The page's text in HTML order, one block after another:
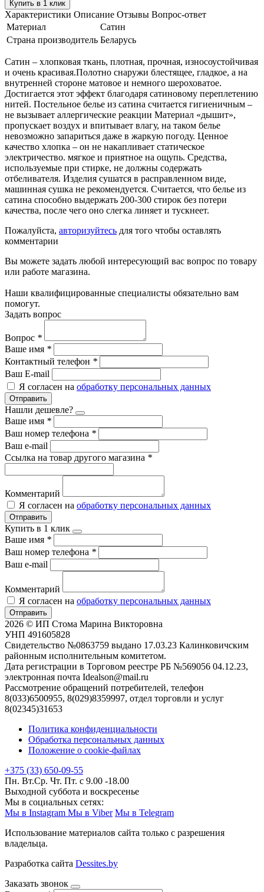
Купить в 1 клик
Характеристики Описание Отзывы Вопрос-ответ
Материал
Сатин
Страна производитель Беларусь
Сатин – хлопковая ткань, плотная, прочная, износоустойчивая
и очень красивая.Полотно снаружи блестящее, гладкое, а на
внутренней стороне матовое и немного шероховатое.
Достигается этот эффект благодаря сатиновому переплетению
нитей. Постельное белье из сатина считается гигиеничным –
не вызывает аллергические реакции Материал «дышит»,
пропускает воздух и впитывает влагу, на таком белье
невозможно запариться даже в жаркую погоду. Ценное
качество хлопка – он не накапливает статическое
электричество. мягкое и приятное на ощупь. Средства,
используемые при стирке, не должны содержать
отбеливателя. Изделия сушатся в расправленном виде,
машинная сушка не рекомендуется. Считается, что белье из
сатина способно выдержать 200-300 стирок без потери
качества, после чего оно слегка линяет и тускнеет.
Пожалуйста, авторизуйтесь для того чтобы оставлять
комментарии
Вы можете задать любой интересующий вас вопрос по товару
или работе магазина.
Наши квалифицированные специалисты обязательно вам
помогут.
Задать вопрос
Вопрос *
Ваше имя *
Контактный телефон *
Ваш E-mail
Я согласен на обработку персональных данных
Отправить
Нашли дешевле?
Ваше имя *
Ваш номер телефона *
Ваш e-mail
Ссылка на товар другого магазина *
Комментарий
Я согласен на обработку персональных данных
Отправить
Купить в 1 клик
Ваше имя *
Ваш номер телефона *
Ваш e-mail
Комментарий
Я согласен на обработку персональных данных
Отправить
2026 © ИП Стома Марина Викторовна
УНП 491605828
Свидетельство №0863759 выдано 17.03.23 Калинковичским
районным исполнительным комитетом.
Дата регистрации в Торговом реестре РБ №569056 04.12.23,
электронная почта Idealson@mail.ru
Рассмотрение обращений потребителей, телефон
8(033)6500955, 8(029)8359997, отдел торговли и услуг
8(02345)31653
Политика конфиденциальности
Обработка персональных данных
Положение о cookie-файлах
+375 (33) 650-09-55
Пн. Вт.Ср. Чт. Пт. с 9.00 -18.00
Выходной суббота и воскресенье
Мы в социальных сетях:
Мы в Instagram Мы в Viber Мы в Telegram
Использование материалов сайта только с разрешения
владельца.
Разработка сайта Dessites.by
Заказать звонок